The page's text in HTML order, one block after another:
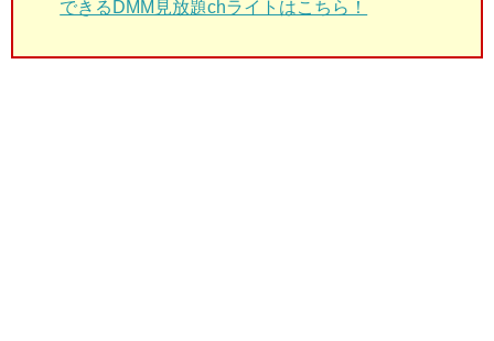
できるDMM見放題chライトはこちら！